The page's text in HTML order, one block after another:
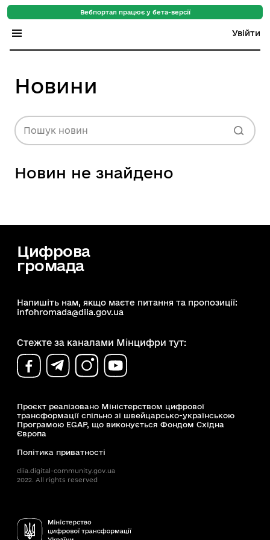
Вебпортал працює у бета-версії
Увійти
Індекс громад
Цифровий путівник
База знань
Новини
Новини
Пошук новин
Новин не знайдено
Цифрова
громада
Напишіть нам, якщо маєте питання та пропозиції:
infohromada@diia.gov.ua
Стежте за каналами Мінцифри тут:
Проєкт реалізовано Міністерством цифрової
трансформації спільно зі швейцарсько-українською
Програмою EGAP, що виконується Фондом Східна
Європа
Політика приватності
diia.digital-community.gov.ua
2022. All rights reserved